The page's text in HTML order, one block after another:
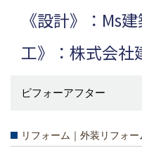
《設計》：Ms
工》：株式会社
ビフォーアフター
リフォーム｜外装リフォー